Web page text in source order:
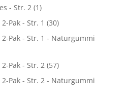
- Str. 2 (1)
Pak - Str. 1 (30)
2-Pak - Str. 1 - Naturgummi
Pak - Str. 2 (57)
2-Pak - Str. 2 - Naturgummi